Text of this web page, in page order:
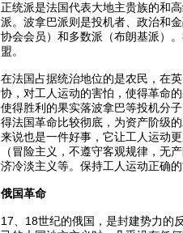
正统派是法国代表大地主贵族的和
派。波拿巴派则是投机者、政治和
协会会员）和多数派（布朗基派）
盟。
在法国占据统治地位的是农民，在
协，对工人运动的害怕，使得革命
使得胜利的果实落波拿巴等投机分
得法国革命比较彻底，为资产阶级
来说也是一件好事，它让工人运动
（冒险主义，不遵守客观规律，无
济冷淡主义等。保持工人运动正确
俄国革命
17、18世纪的俄国，是封建势力的